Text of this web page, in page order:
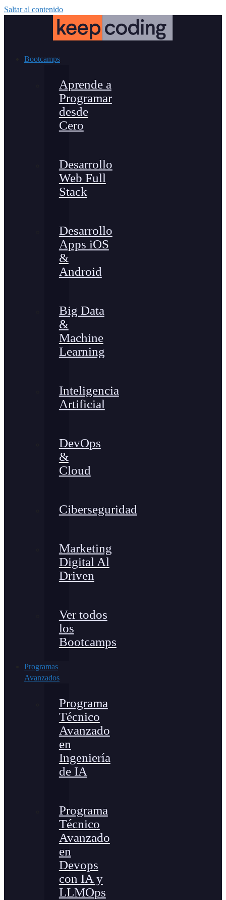
Saltar al contenido
Bootcamps
Aprende a
Programar
desde
Cero
Desarrollo
Web Full
Stack
Desarrollo
Apps iOS
&
Android
Big Data
&
Machine
Learning
Inteligencia
Artificial
DevOps
&
Cloud
Ciberseguridad
Marketing
Digital Al
Driven
Ver todos
los
Bootcamps
Programas
Avanzados
Programa
Técnico
Avanzado
en
Ingeniería
de IA
Programa
Técnico
Avanzado
en
Devops
con IA y
LLMOps